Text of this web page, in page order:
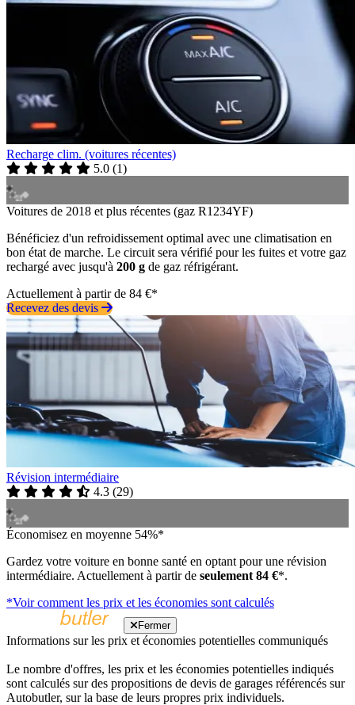
Recharge clim. (voitures récentes)
5.0 (1)
Voitures de 2018 et plus récentes (gaz R1234YF)
Bénéficiez d'un refroidissement optimal avec une climatisation en
bon état de marche. Le circuit sera vérifié pour les fuites et votre gaz
rechargé avec jusqu'à 200 g de gaz réfrigérant.
Actuellement à partir de 84 €*
Recevez des devis
Révision intermédiaire
4.3 (29)
Économisez en moyenne 54%*
Gardez votre voiture en bonne santé en optant pour une révision
intermédiaire. Actuellement à partir de seulement 84 €*.
*Voir comment les prix et les économies sont calculés
Fermer
Informations sur les prix et économies potentielles communiqués
Le nombre d'offres, les prix et les économies potentielles indiqués
sont calculés sur des propositions de devis de garages référencés sur
Autobutler, sur la base de leurs propres prix individuels.